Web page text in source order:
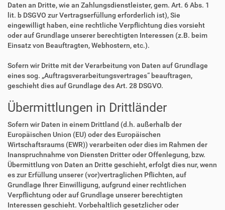
Daten an Dritte, wie an Zahlungsdienstleister, gem. Art. 6 Abs. 1
lit. b DSGVO zur Vertragserfüllung erforderlich ist), Sie
eingewilligt haben, eine rechtliche Verpflichtung dies vorsieht
oder auf Grundlage unserer berechtigten Interessen (z.B. beim
Einsatz von Beauftragten, Webhostern, etc.).
Sofern wir Dritte mit der Verarbeitung von Daten auf Grundlage
eines sog. „Auftragsverarbeitungsvertrages“ beauftragen,
geschieht dies auf Grundlage des Art. 28 DSGVO.
Übermittlungen in Drittländer
Sofern wir Daten in einem Drittland (d.h. außerhalb der
Europäischen Union (EU) oder des Europäischen
Wirtschaftsraums (EWR)) verarbeiten oder dies im Rahmen der
Inanspruchnahme von Diensten Dritter oder Offenlegung, bzw.
Übermittlung von Daten an Dritte geschieht, erfolgt dies nur, wenn
es zur Erfüllung unserer (vor)vertraglichen Pflichten, auf
Grundlage Ihrer Einwilligung, aufgrund einer rechtlichen
Verpflichtung oder auf Grundlage unserer berechtigten
Interessen geschieht. Vorbehaltlich gesetzlicher oder